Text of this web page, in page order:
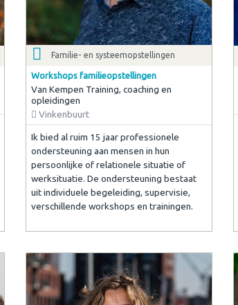
Familie- en systeemopstellingen
Workshops familieopstellingen
Van Kempen Training, coaching en
opleidingen
Vinkenbuurt
Ik bied al ruim 15 jaar professionele
ondersteuning aan mensen in hun
persoonlijke of relationele situatie of
werksituatie. De ondersteuning bestaat
uit individuele begeleiding, supervisie,
verschillende workshops en trainingen.